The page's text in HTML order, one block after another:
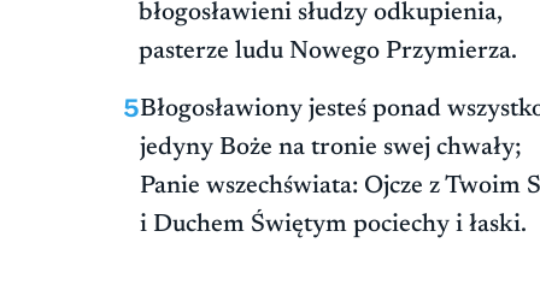
błogosławieni słudzy odkupienia,
pasterze ludu Nowego Przymierza.
5Błogosławiony jesteś ponad
jedyny Boże na tronie swej chwały;
Panie wszechświata: Ojcze z Twoim
i Duchem Świętym pociechy i łaski.